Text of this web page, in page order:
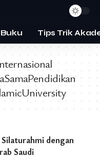
Tips Trik
dengan
Saudi